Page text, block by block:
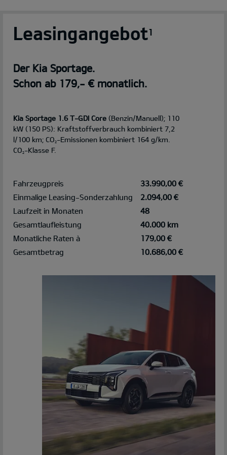
Leasingangebot1
Der Kia Sportage.
Schon ab 179,- € monatlich.
Kia Sportage 1.6 T-GDI Core (Benzin/Manuell); 110
kW (150 PS): Kraftstoffverbrauch kombiniert 7,2
l/100 km; CO2-Emissionen kombiniert 164 g/km.
CO2-Klasse F.
Fahrzeugpreis
33.990,00 €
Einmalige Leasing-Sonderzahlung
2.094,00 €
Laufzeit in Monaten
48
Gesamtlaufleistung
40.000 km
Monatliche Raten à
179,00 €
Gesamtbetrag
10.686,00 €